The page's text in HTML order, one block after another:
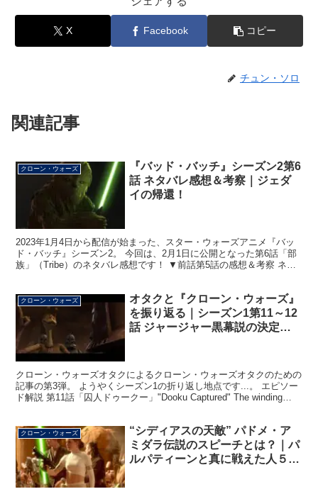
X Facebook コピー
チュン・ソロ
関連記事
クローン・ウォーズ
『バッド・バッチ』シーズン2第6
話 ネタバレ感想＆考察｜ジェダ
イの帰還！
2023年1月4日から配信が始まった、スター・ウォーズアニメ『バッ
ド・バッチ』シーズン2。 今回は、2月1日に公開となった第6話「部
族」（Tribe）のネタバレ感想です！ ▼前話第5話の感想＆考察 ネタ
クローン・ウォーズ
オタクと『クローン・ウォーズ』
を振り返る｜シーズン1第11～12
話 ジャージャー黒幕説の決定的
クローン・ウォーズオタクによるクローン・ウォーズオタクのための
記事の第3弾。 ようやくシーズン1の折り返し地点です...。 エピソー
ド解説 第11話「囚人ドゥークー」"Dooku Captured" The winding
クローン・ウォーズ
“シディアスの天敵” パドメ・ア
ミダラ伝説のスピーチとは？｜パ
ルパティーンと真に戦えた人５